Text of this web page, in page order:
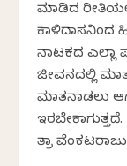
ಮಾಡಿದ
ಕಾಳಿದಾಸನಿಂದ
ನಾಟಕದ ಎಲ್ಲಾ
ಜೀವನದಲ್ಲಿ
ಮಾತನಾಡಲು
ಇರಬೇಕಾಗುತ್ತದೆ.
ಚಿತ್ರಾ